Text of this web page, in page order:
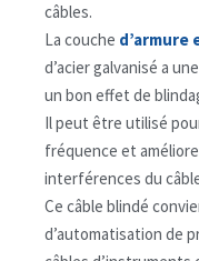
câbles.
La couche d’armure
d’acier galvanisé a
un bon effet de
Il peut être utilisé
fréquence et
interférences du
Ce câble blindé
d’automatisation de